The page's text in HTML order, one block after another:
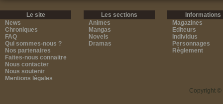
Le site
News
Chroniques
FAQ
Qui sommes-nous ?
Nos partenaires
Faites-nous connaitre
Nous contacter
Nous soutenir
Mentions légales
Les sections
Animes
Mangas
Novels
Dramas
Informations
Magazines
Editeurs
Individus
Personnages
Règlement
Copyright ©